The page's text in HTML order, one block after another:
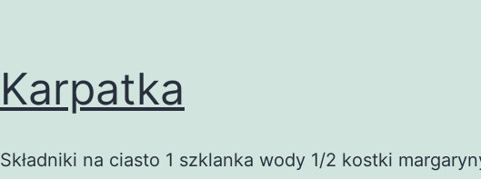
Karpatka
Składniki na ciasto 1 szklanka wody 1/2 kostki